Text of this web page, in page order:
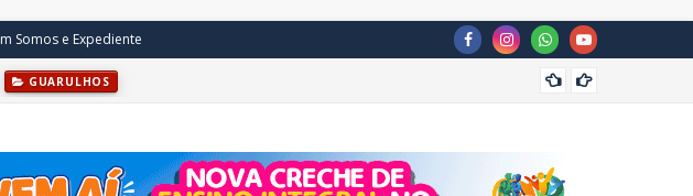
Somos e Expediente
GUARULHOS